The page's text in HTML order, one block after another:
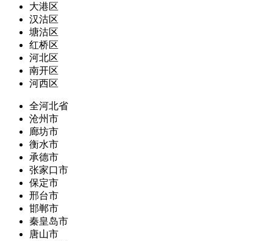
大港区
汉沽区
塘沽区
红桥区
河北区
南开区
河西区
全河北省
沧州市
廊坊市
衡水市
承德市
张家口市
保定市
邢台市
邯郸市
秦皇岛市
唐山市